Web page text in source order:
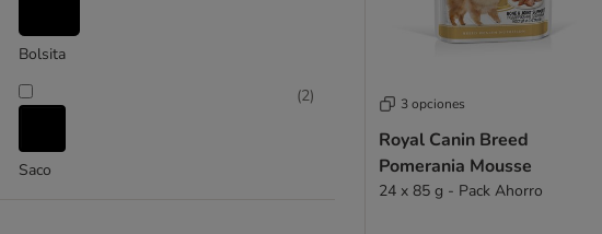
Bolsita
Saco
(2) 3 opciones
Royal Canin Breed
Pomerania Mousse
24 x 85 g - Pack Ahorro